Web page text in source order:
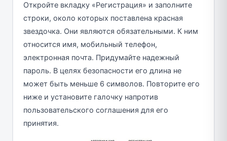
Откройте вкладку «Регистрация» и заполните
строки, около которых поставлена красная
звездочка. Они являются обязательными. К ним
относится имя, мобильный телефон,
электронная почта. Придумайте надежный
пароль. В целях безопасности его длина не
может быть меньше 6 символов. Повторите его
ниже и установите галочку напротив
пользовательского соглашения для его
принятия.